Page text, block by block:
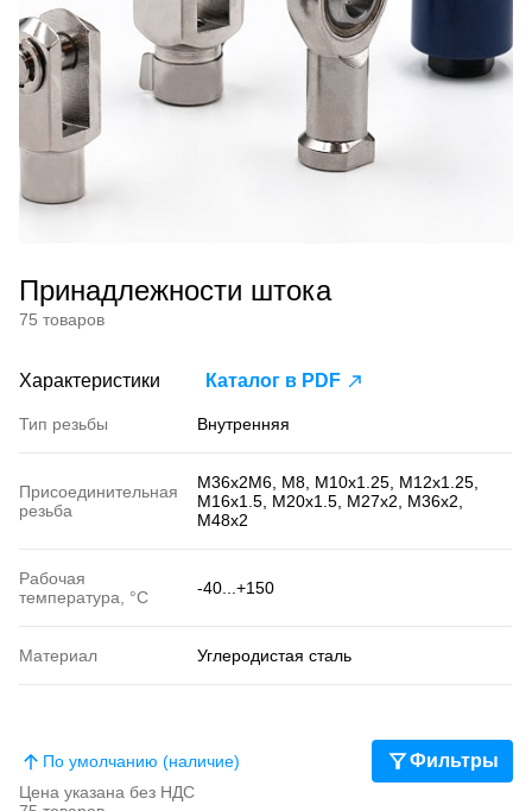
Принадлежности штока
75 товаров
Характеристики Каталог в PDF
Тип резьбы Внутренняя
Присоединительная
резьба
М36х2М6, М8, М10х1.25, М12х1.25,
М16х1.5, М20х1.5, М27х2, М36х2,
М48х2
Рабочая
температура, °С
-40...+150
Материал Углеродистая сталь
Цена указана без НДС
По умолчанию (наличие) Фильтры